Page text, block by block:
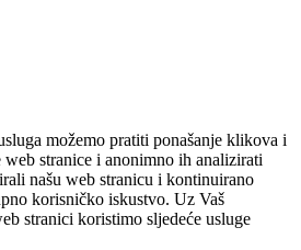
možemo pratiti ponašanje klikova i
web stranice i anonimno ih analizirati
našu web stranicu i kontinuirano
korisničko iskustvo. Uz Vaš
stranici koristimo sljedeće usluge